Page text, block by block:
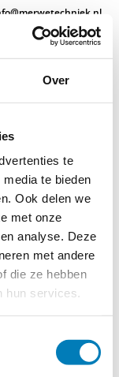
Over
te
te bieden
Ook delen we
met onze
analyse. Deze
met andere
die ze hebben
hun services.
producten
gegevens